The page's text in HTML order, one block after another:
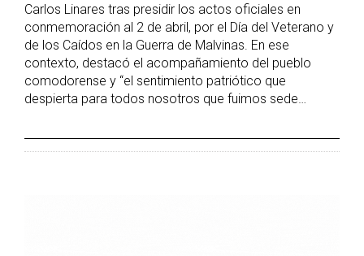
Carlos Linares tras presidir los actos oficiales en
conmemoración al 2 de abril, por el Día del Veterano y
de los Caídos en la Guerra de Malvinas. En ese
contexto, destacó el acompañamiento del pueblo
comodorense y “el sentimiento patriótico que
despierta para todos nosotros que fuimos sede…